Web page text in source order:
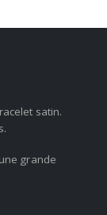
satin.
grande